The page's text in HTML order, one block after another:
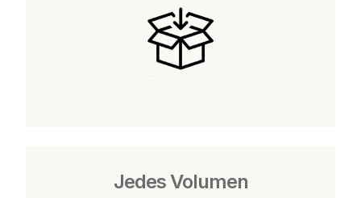
Jedes Volumen